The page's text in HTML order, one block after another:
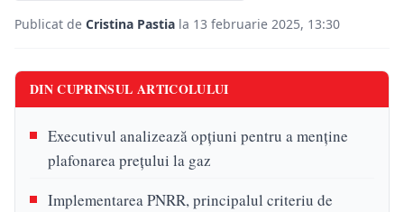
Publicat de Cristina Pastia la 13 februarie 2025, 13:30
DIN CUPRINSUL ARTICOLULUI
Executivul analizează opțiuni pentru a menține
plafonarea prețului la gaz
Implementarea PNRR, principalul criteriu de